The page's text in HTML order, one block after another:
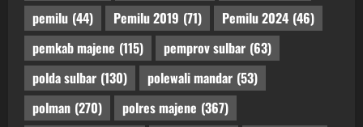
pemilu (44) Pemilu 2019 (71) Pemilu 2024 (46)
pemkab majene (115) pemprov sulbar (63)
polda sulbar (130) polewali mandar (53)
polman (270) polres majene (367)